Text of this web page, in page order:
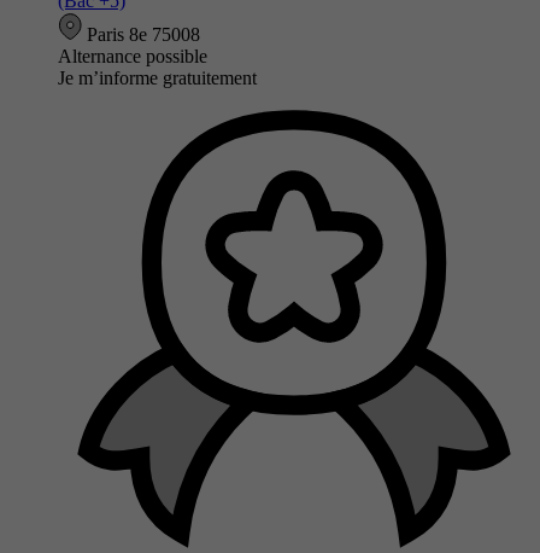
Paris 8e 75008
Alternance possible
Je m’informe gratuitement